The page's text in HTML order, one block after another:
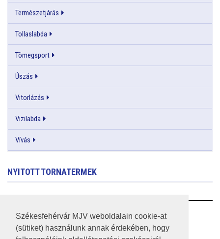
Székesfehérvár MJV weboldalain cookie-at
(sütiket) használunk annak érdekében, hogy
Természetjárás
Tollaslabda
Tömegsport
Úszás
Vitorlázás
Vizilabda
Vívás
NYITOTT TORNATERMEK
RSS
A HONLAP 2017.03.31-I ÁLLAPOTA